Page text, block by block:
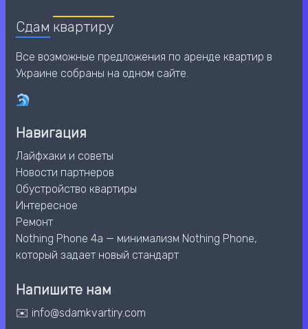
Сдам квартиру
Все возможные предложения по аренде квартир в
Украине собраны на одном сайте.
Навигация
Лайфхаки и советы
Новости партнеров
Обустройство квартиры
Интересное
Ремонт
Nothing Phone 4a — минимализм Nothing Phone,
который задает новый стандарт
Напишите нам
✉️ info@sdamkvartiry.com